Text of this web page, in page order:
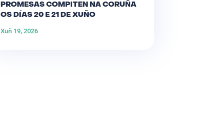
PROMESAS COMPITEN NA CORUÑA
OS DÍAS 20 E 21 DE XUÑO
Xuñ 19, 2026